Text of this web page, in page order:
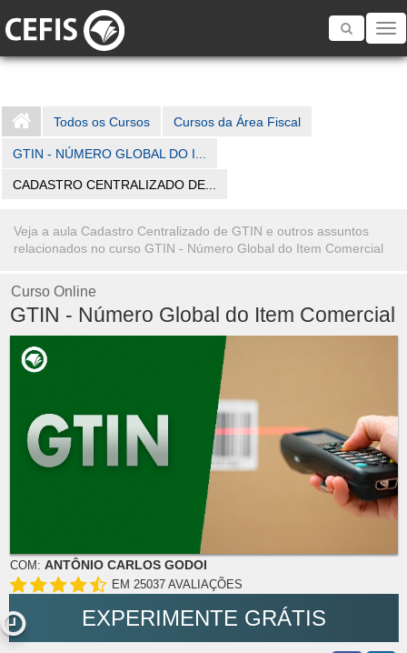
Toggle
Todos os Cursos Cursos da Área Fiscal
GTIN - NÚMERO GLOBAL DO I...
CADASTRO CENTRALIZADO DE...
Veja a aula Cadastro Centralizado de GTIN e outros assuntos
relacionados no curso GTIN - Número Global do Item Comercial
Curso Online
GTIN - Número Global do Item Comercial
COM: ANTÔNIO CARLOS GODOI
EM 25037 AVALIAÇÕES
EXPERIMENTE GRÁTIS